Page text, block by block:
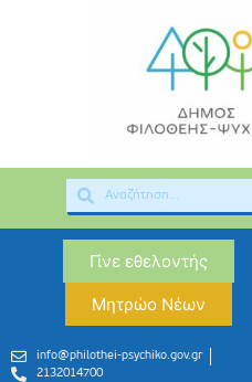
Γίνε εθελοντής
Μητρώο Νέων
info@philothei-psychiko.gov.gr
2132014700